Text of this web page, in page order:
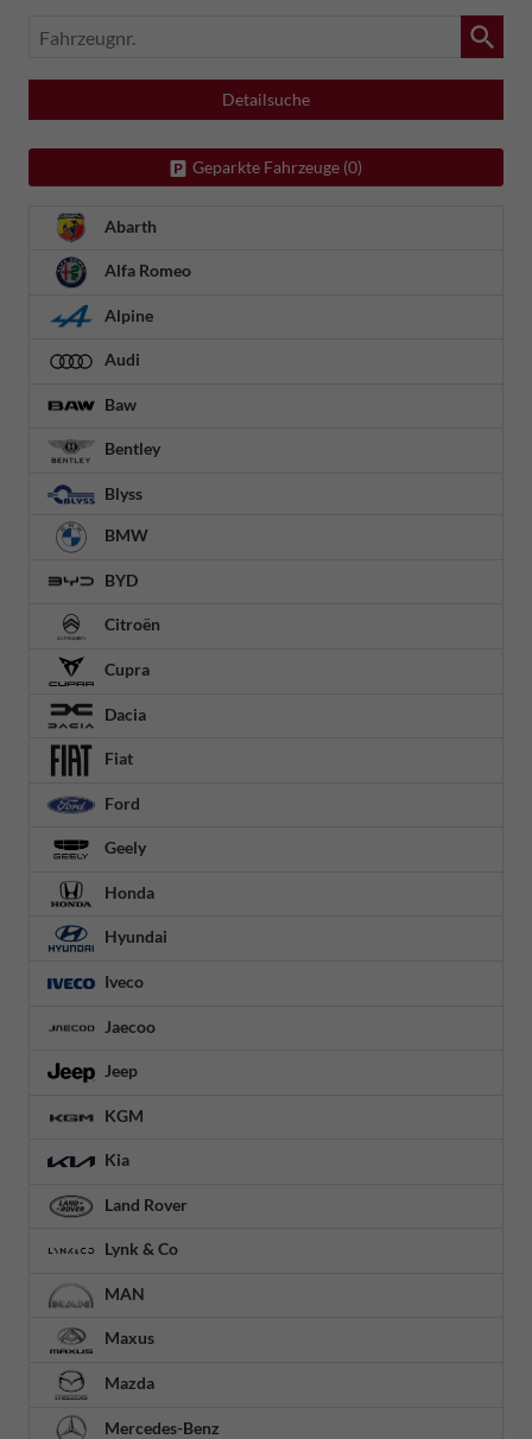
Fahrzeugnr.
Detailsuche
Geparkte Fahrzeuge (0)
Abarth
Alfa Romeo
Alpine
Audi
Baw
Bentley
Blyss
BMW
BYD
Citroën
Cupra
Dacia
Fiat
Ford
Geely
Honda
Hyundai
Iveco
Jaecoo
Jeep
KGM
Kia
Land Rover
Lynk & Co
MAN
Maxus
Mazda
Mercedes-Benz